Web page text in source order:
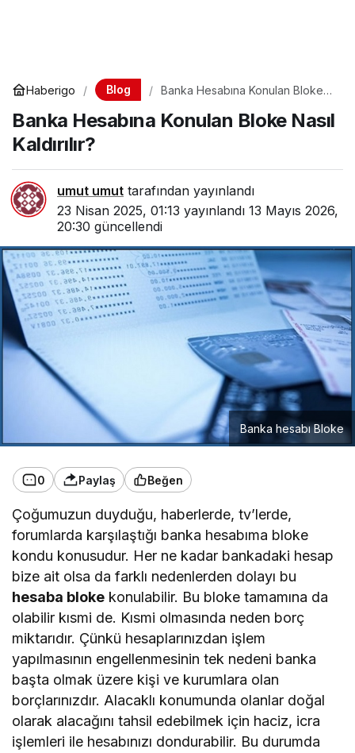
Haberigo Blog
Banka Hesabına Konulan Bloke
Banka Hesabına Konulan Bloke Nasıl
Kaldırılır?
umut umut tarafından yayınlandı
23 Nisan 2025, 01:13 yayınlandı 13 Mayıs 2026,
20:30 güncellendi
Banka hesabı Bloke
0 Paylaş Beğen
Çoğumuzun duyduğu, haberlerde, tv’lerde,
forumlarda karşılaştığı banka hesabıma bloke
kondu konusudur. Her ne kadar bankadaki hesap
bize ait olsa da farklı nedenlerden dolayı bu
hesaba bloke konulabilir. Bu bloke tamamına da
olabilir kısmi de. Kısmi olmasında neden borç
miktarıdır. Çünkü hesaplarınızdan işlem
yapılmasının engellenmesinin tek nedeni banka
başta olmak üzere kişi ve kurumlara olan
borçlarınızdır. Alacaklı konumunda olanlar doğal
olarak alacağını tahsil edebilmek için haciz, icra
işlemleri ile hesabınızı dondurabilir. Bu durumda